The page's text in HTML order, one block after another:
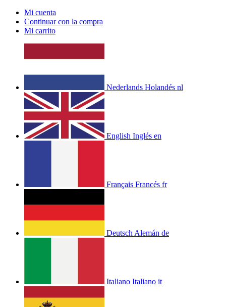
Mi cuenta
Continuar con la compra
Mi carrito
Nederlands Holandés nl
English Inglés en
Français Francés fr
Deutsch Alemán de
Italiano Italiano it